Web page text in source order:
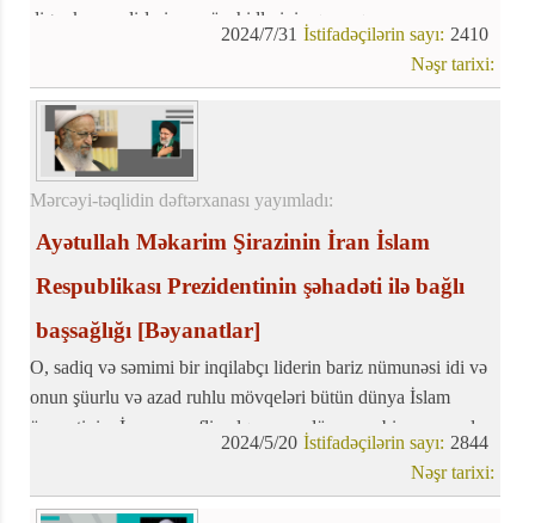
digər komandirləri və mücahidlərinin qorxaqcasına
öldürülməsi və şəhadət xəbəri təəssüfedici bir xəbər oldu
2410
İstifadəçilərin sayı:
2024/7/31
Nəşr tarixi:
Mərcəyi-təqlidin dəftərxanası yayımladı:
Ayətullah Məkarim Şirazinin İran İslam
Respublikası Prezidentinin şəhadəti ilə bağlı
başsağlığı [Bəyanatlar]
O, sadiq və səmimi bir inqilabçı liderin bariz nümunəsi idi və
onun şüurlu və azad ruhlu mövqeləri bütün dünya İslam
ümmətinin, İranın şərəfli xalqının və dünyanın bir çox məzlum
insanlarının şərəf və iftixar mənbəyinə çevrildi.
2844
İstifadəçilərin sayı:
2024/5/20
Nəşr tarixi: